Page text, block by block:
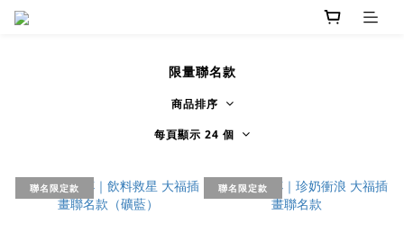
限量聯名款
商品排序
每頁顯示 24 個
聯名限定款 聯名限定款